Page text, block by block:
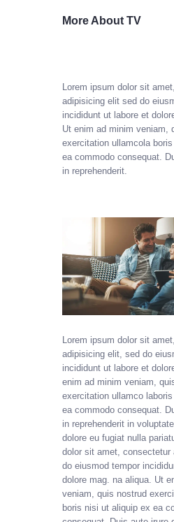
More About TV
Lorem ipsum dolor sit
adipisicing elit sed do
incididunt ut labore et
Ut enim ad minim veniam,
exercitation ullamcola
ea commodo consequat.
in reprehenderit.
Lorem ipsum dolor sit
adipisicing elit, sed do
incididunt ut labore et
enim ad minim veniam,
exercitation ullamco
ea commodo consequat.
in reprehenderit in
dolore eu fugiat nulla
dolor sit amet, consectetur
do eiusmod tempor
dolore mag. na aliqua. Ut
veniam, quis nostrud
boris nisi ut aliquip ex ea